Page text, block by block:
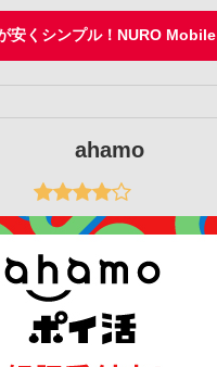
安くシンプル！NURO Mobile
ahamo